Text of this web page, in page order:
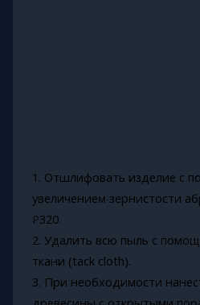
1. Отшлифовать изделие с
увеличением зернистости
P320.
2. Удалить всю пыль с
ткани (tack cloth).
3. При необходимости